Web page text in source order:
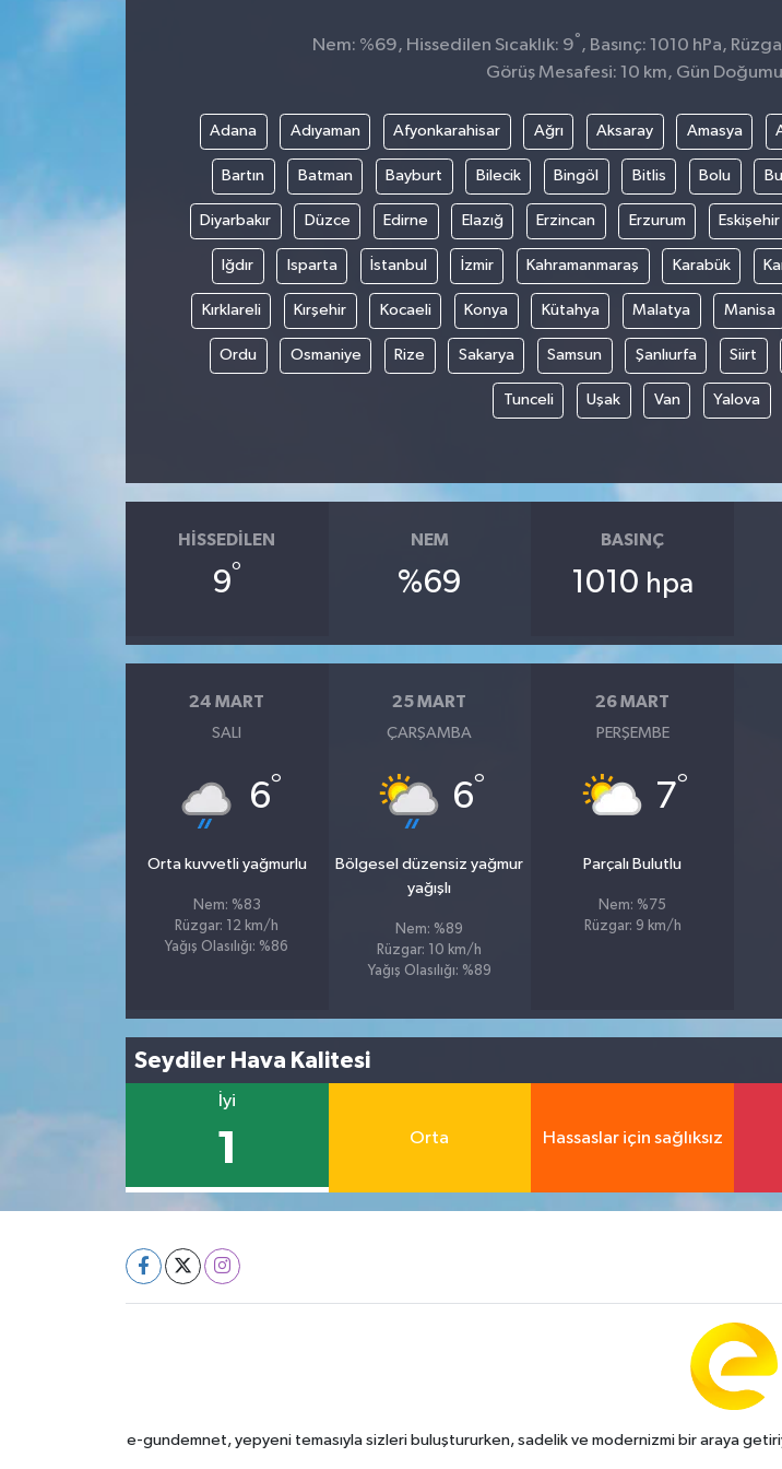
Nem: %69, Hissedilen Sıcaklık: 9° , Basınç: 1010 hPa,
Görüş Mesafesi: 10 km, Gün
Adana Adıyaman Afyonkarahisar Ağrı Aksaray Amasya
Bartın Batman Bayburt Bilecik Bingöl Bitlis Bolu
Diyarbakır Düzce Edirne Elazığ Erzincan Erzurum Eskişehir
Iğdır Isparta İstanbul İzmir Kahramanmaraş Karabük
Kırklareli Kırşehir Kocaeli Konya Kütahya Malatya Manisa
Ordu Osmaniye Rize Sakarya Samsun Şanlıurfa Siirt
Tunceli Uşak Van Yalova
HISSEDILEN
9°
NEM
%69
BASINÇ
1010 hpa
24 MART
SALI
6°
Orta kuvvetli yağmurlu
Nem: %83
Rüzgar: 12 km/h
Yağış Olasılığı: %86
25 MART
ÇARŞAMBA
6°
Bölgesel düzensiz yağmur
yağışlı
Nem: %89
Rüzgar: 10 km/h
Yağış Olasılığı: %89
26 MART
PERŞEMBE
7°
Parçalı Bulutlu
Nem: %75
Rüzgar: 9 km/h
Seydiler Hava Kalitesi
İyi
1 Orta Hassaslar için sağlıksız
e-gundemnet, yepyeni temasıyla sizleri buluştururken, sadelik ve modernizmi bir araya